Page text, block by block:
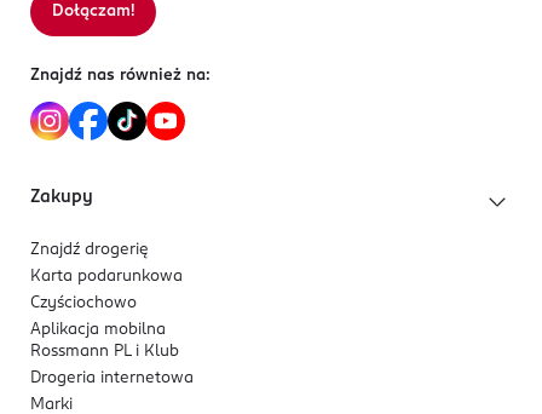
Sortowanie wg
Dołączam!
Znajdź nas również na:
Zakupy
Znajdź drogerię
Karta podarunkowa
Czyściochowo
Aplikacja mobilna
Rossmann PL i Klub
Drogeria internetowa
Marki